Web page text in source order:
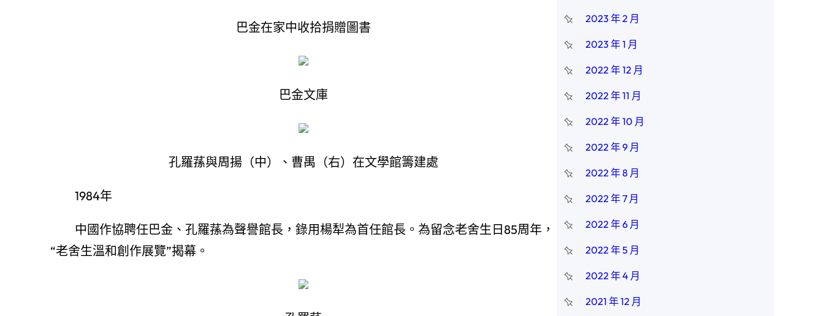
巴金在家中收拾捐贈圖書
巴金文庫
孔羅蓀與周揚（中）、曹禺（右）在文學館籌建處
1984年
中國作協聘任巴金、孔羅蓀為聲譽館長，錄用楊犁為首任館長。為留念老舍生日85周年，
“老舍生溫和創作展覽”揭幕。
2023 年 2 月
2023 年 1 月
2022 年 12 月
2022 年 11 月
2022 年 10 月
2022 年 9 月
2022 年 8 月
2022 年 7 月
2022 年 6 月
2022 年 5 月
2022 年 4 月
2021 年 12 月